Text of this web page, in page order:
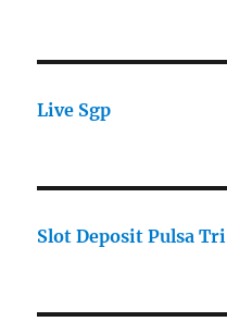
Live Sgp
Slot Deposit Pulsa Tri